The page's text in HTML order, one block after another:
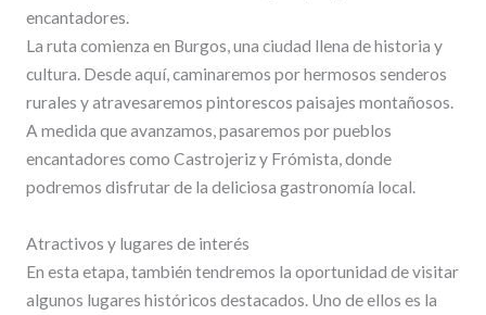
encantadores.
La ruta comienza en Burgos, una ciudad llena de historia y
cultura. Desde aquí, caminaremos por hermosos senderos
rurales y atravesaremos pintorescos paisajes montañosos.
A medida que avanzamos, pasaremos por pueblos
encantadores como Castrojeriz y Frómista, donde
podremos disfrutar de la deliciosa gastronomía local.
Atractivos y lugares de interés
En esta etapa, también tendremos la oportunidad de visitar
algunos lugares históricos destacados. Uno de ellos es la